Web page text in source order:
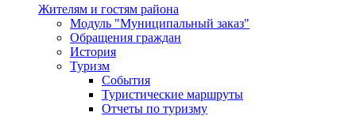
Жителям и гостям района
Модуль "Муниципальный заказ"
Обращения граждан
История
Туризм
События
Туристические маршруты
Отчеты по туризму